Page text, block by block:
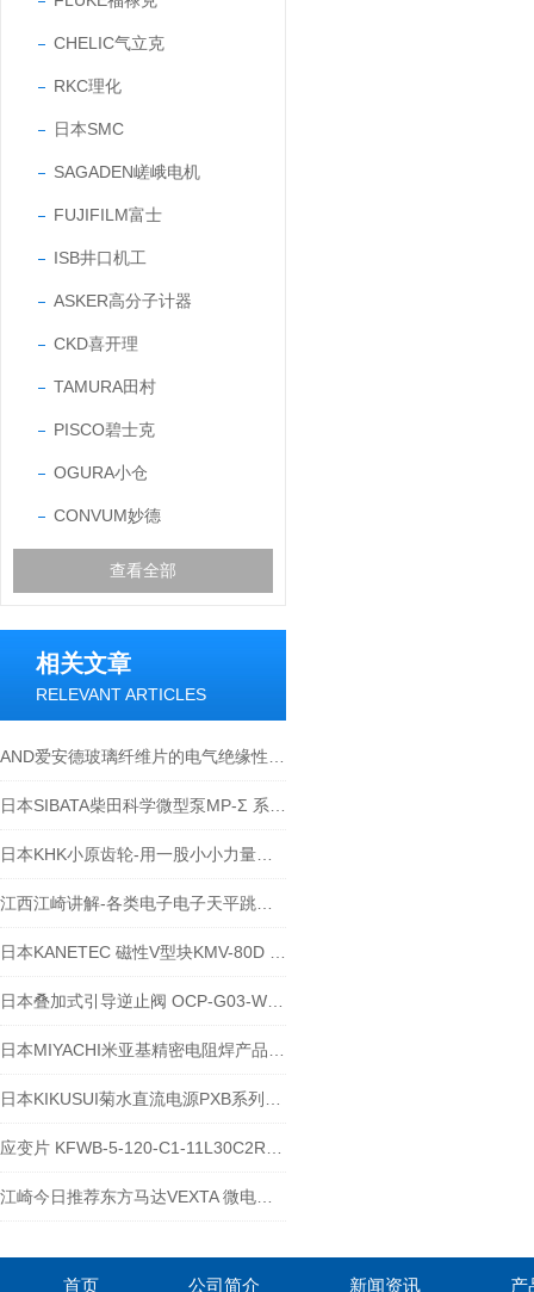
CHELIC气立克
RKC理化
日本SMC
SAGADEN嵯峨电机
FUJIFILM富士
ISB井口机工
ASKER高分子计器
CKD喜开理
TAMURA田村
PISCO碧士克
OGURA小仓
CONVUM妙德
查看全部
相关文章
RELEVANT ARTICLES
首页 公司简介 新闻资讯 产